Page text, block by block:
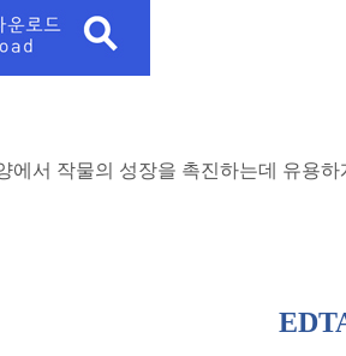
에서 작물의 성장을 촉진하는데 유용하